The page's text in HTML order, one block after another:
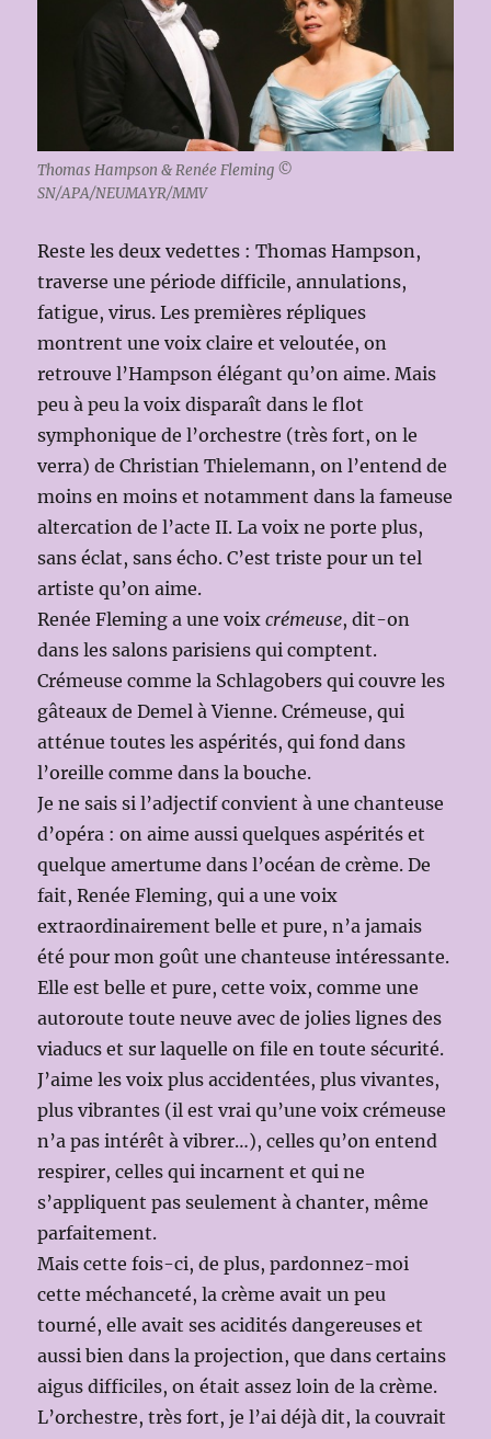
Thomas Hampson & Renée Fleming ©
SN/APA/NEUMAYR/MMV
Reste les deux vedettes : Thomas Hampson,
traverse une période difficile, annulations,
fatigue, virus. Les premières répliques
montrent une voix claire et veloutée, on
retrouve l’Hampson élégant qu’on aime. Mais
peu à peu la voix disparaît dans le flot
symphonique de l’orchestre (très fort, on le
verra) de Christian Thielemann, on l’entend de
moins en moins et notamment dans la fameuse
altercation de l’acte II. La voix ne porte plus,
sans éclat, sans écho. C’est triste pour un tel
artiste qu’on aime.
Renée Fleming a une voixcrémeuse, dit-on
dans les salons parisiens qui comptent.
Crémeuse comme la Schlagobers qui couvre les
gâteaux de Demel à Vienne. Crémeuse, qui
atténue toutes les aspérités, qui fond dans
l’oreille comme dans la bouche.
Je ne sais si l’adjectif convient à une chanteuse
d’opéra : on aime aussi quelques aspérités et
quelque amertume dans l’océan de crème. De
fait, Renée Fleming, qui a une voix
extraordinairement belle et pure, n’a jamais
été pour mon goût une chanteuse intéressante.
Elle est belle et pure, cette voix, comme une
autoroute toute neuve avec de jolies lignes des
viaducs et sur laquelle on file en toute sécurité.
J’aime les voix plus accidentées, plus vivantes,
plus vibrantes (il est vrai qu’une voix crémeuse
n’a pas intérêt à vibrer…), celles qu’on entend
respirer, celles qui incarnent et qui ne
s’appliquent pas seulement à chanter, même
parfaitement.
Mais cette fois-ci, de plus, pardonnez-moi
cette méchanceté, la crème avait un peu
tourné, elle avait ses acidités dangereuses et
aussi bien dans la projection, que dans certains
aigus difficiles, on était assez loin de la crème.
L’orchestre, très fort, je l’ai déjà dit, la couvrait